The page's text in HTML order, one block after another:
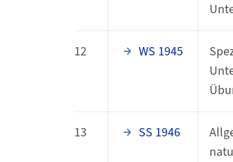
12 WS 1945
13 SS 1946